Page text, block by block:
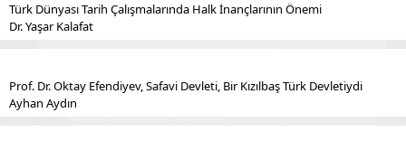
Türk Dünyası Tarih Çalışmalarında Halk İnançlarının Önemi
Dr. Yaşar Kalafat
Prof. Dr. Oktay Efendiyev, Safavi Devleti, Bir Kızılbaş Türk Devletiydi
Ayhan Aydın